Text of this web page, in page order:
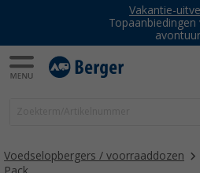
Vakantie-
Voedselopbergers / voorraaddozen